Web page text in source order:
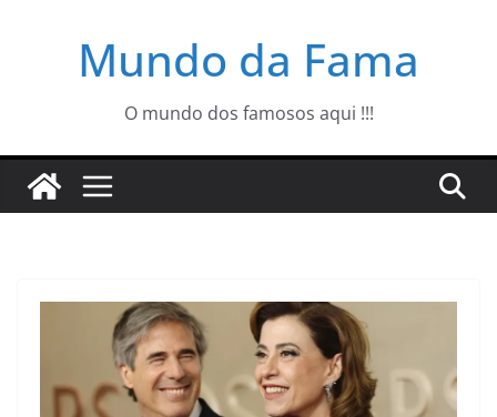
Mundo da Fama
O mundo dos famosos aqui !!!